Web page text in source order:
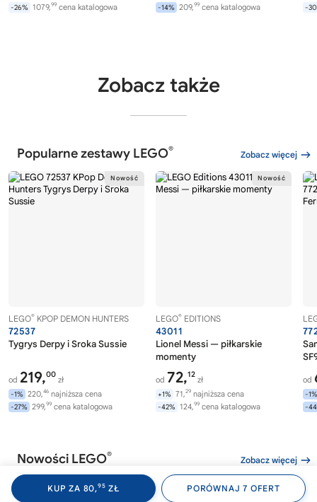
-26% 1079,99 cena katalogowa -14% 209,99 cena katalogowa
-
KUP ZA 80,95 ZŁ PORÓWNAJ 7 OFERT
Zobacz także
Popularne zestawy LEGO® Zobacz więcej
LEGO® KPOP DEMON HUNTERS
72537
Tygrys Derpy i Sroka Sussie
od 219,00
zł
-1% 220,46 najniższa cena
-27% 299,99 cena katalogowa
LEGO® EDITIONS
43011
Lionel Messi — piłkarskie
momenty
od 72,12
zł
+1% 71,29 najniższa cena
-42% 124,99 cena katalogowa
od
-1%
-
Nowości LEGO® Zobacz więcej